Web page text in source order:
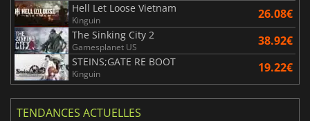
Hell Let Loose Vietnam
Kinguin 26.08€
The Sinking City 2
Gamesplanet US 38.92€
STEINS;GATE RE BOOT
Kinguin 19.22€
TENDANCES ACTUELLES